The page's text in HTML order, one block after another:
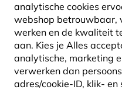
analytische cookies
webshop betrouwbaar,
werken en de kwaliteit
aan. Kies je Alles
analytische, marketing
verwerken dan
adres/cookie-ID, klik-
10% KORTING